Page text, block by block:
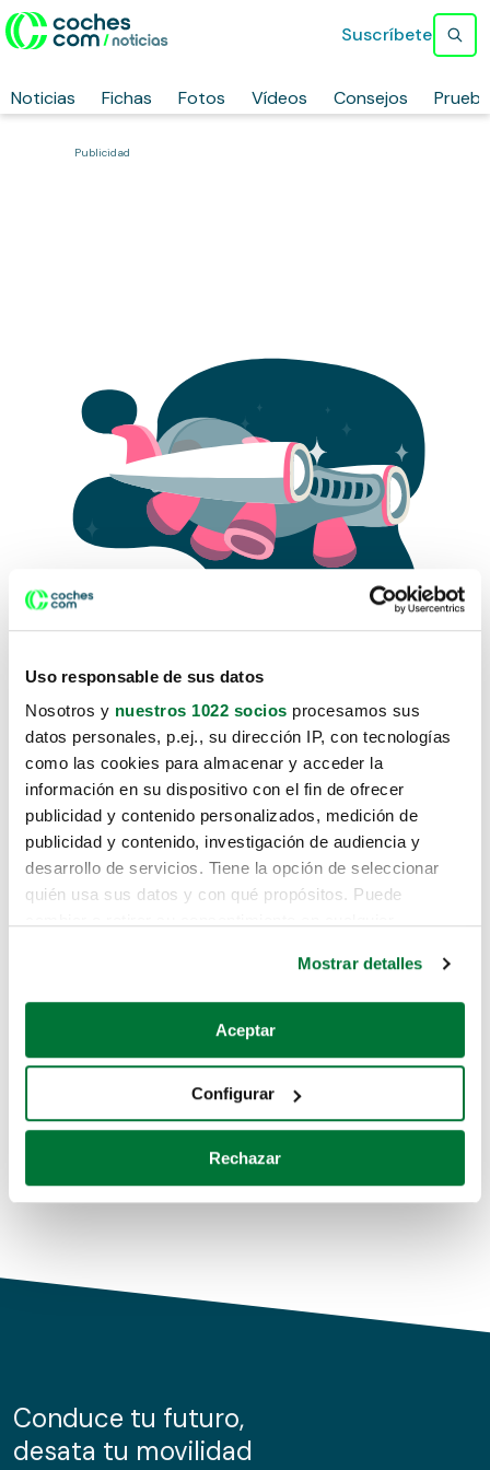
Uso responsable de sus datos
Nosotros y nuestros 1022 socios procesamos sus
datos personales, p.ej., su dirección IP, con tecnologías
como las cookies para almacenar y acceder la
información en su dispositivo con el fin de ofrecer
publicidad y contenido personalizados, medición de
publicidad y contenido, investigación de audiencia y
desarrollo de servicios. Tiene la opción de seleccionar
quién usa sus datos y con qué propósitos. Puede
Si lo permite, también quisiéramos:
Recopilar información sobre su ubicación geográfica
Identificar su dispositivo analizándolo activamente
para buscar características específicas (huellas
Obtenga más información sobre cómo se procesan sus
de cookies.
información sobre el uso que haga del sitio web con
nuestros partners de redes sociales, publicidad y análisis
Mostrar detalles
Aceptar
Configurar
Rechazar
Noticias Fichas Fotos Vídeos Consejos
Suscríbete
Publicidad
Lo sentimos, no sabemos como
te hemos traido hasta aquí.
Pero puedes encontrar el coche que estás
buscando en alguno de estos enlaces:
Coches de segunda mano
Coches de km0
Conduce tu futuro,
desata tu movilidad